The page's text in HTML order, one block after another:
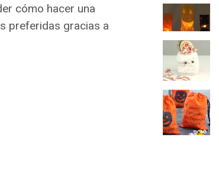
cómo hacer una
preferidas gracias a